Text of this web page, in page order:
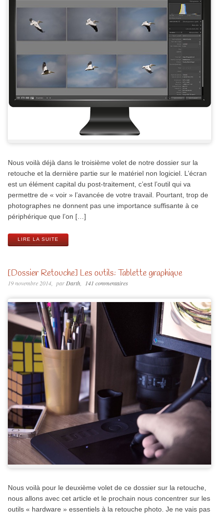
Nous voilà déjà dans le troisième volet de notre dossier sur la
retouche et la dernière partie sur le matériel non logiciel. L’écran
est un élément capital du post-traitement, c’est l’outil qui va
permettre de « voir » l’avancée de votre travail. Pourtant, trop de
photographes ne donnent pas une importance suffisante à ce
périphérique que l’on […]
LIRE LA SUITE
[Dossier Retouche] Les outils: Tablette graphique
19 novembre 2014 par Darth 141 commentaires
Nous voilà pour le deuxième volet de ce dossier sur la retouche,
nous allons avec cet article et le prochain nous concentrer sur les
outils « hardware » essentiels à la retouche photo. Je ne vais pas